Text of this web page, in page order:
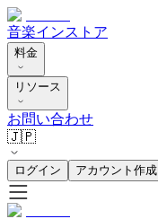
音楽インストア
料金
リソース
お問い合わせ
🇯🇵
ログイン アカウント作成